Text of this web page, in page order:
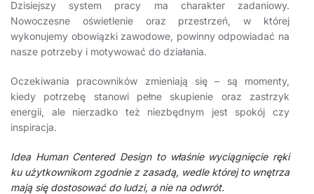
Dzisiejszy system pracy ma charakter zadaniowy.
Nowoczesne oświetlenie oraz przestrzeń, w której
wykonujemy obowiązki zawodowe, powinny odpowiadać na
nasze potrzeby i motywować do działania.
Oczekiwania pracowników zmieniają się – są momenty,
kiedy potrzebę stanowi pełne skupienie oraz zastrzyk
energii, ale nierzadko też niezbędnym jest spokój czy
inspiracja.
Idea Human Centered Design to właśnie wyciągnięcie ręki
ku użytkownikom zgodnie z zasadą, wedle której to wnętrza
mają się dostosować do ludzi, a nie na odwrót.